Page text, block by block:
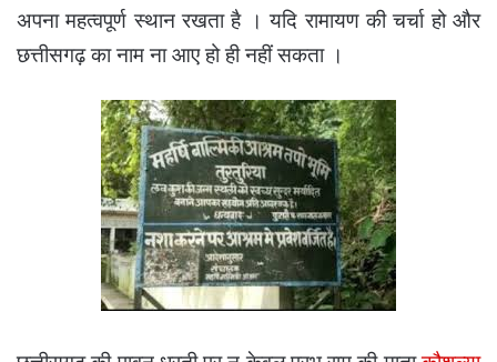
अपना महत्वपूर्ण स्थान रखता है । यदि रामायण की चर्चा हो और
छत्तीसगढ़ का नाम ना आए हो ही नहीं सकता ।